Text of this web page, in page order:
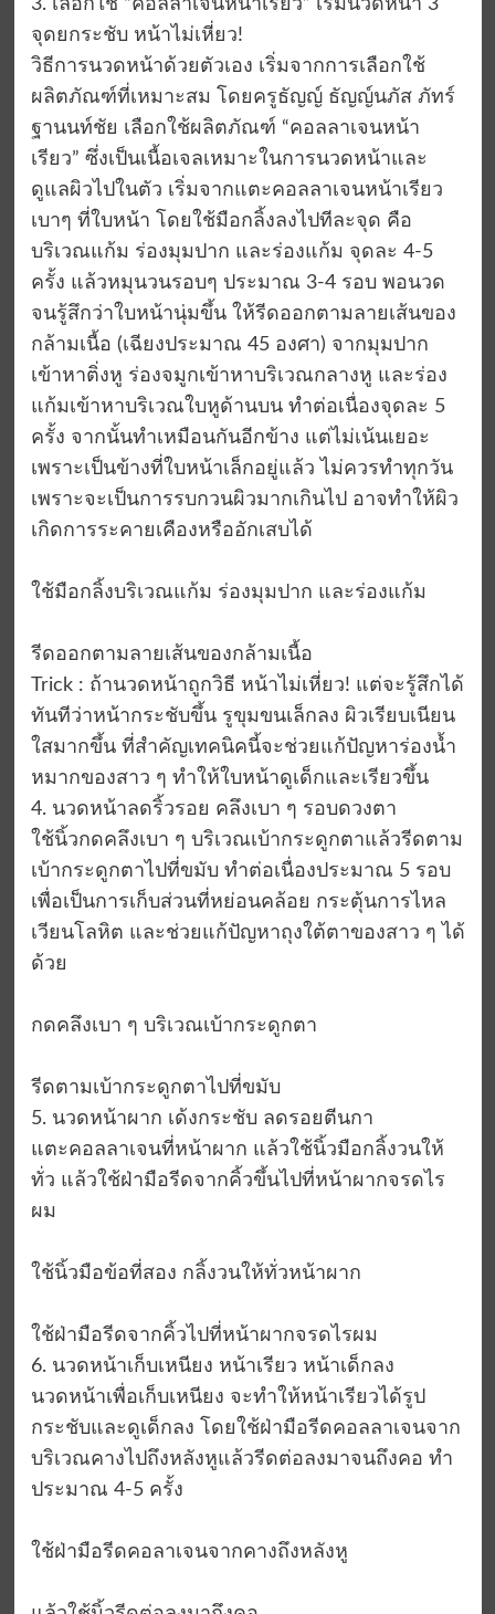
3. เลือกใช้ “คอลลาเจนหน้าเรียว” เริ่มนวดหน้า 3
จุดยกระชับ หน้าไม่เหี่ยว!
วิธีการนวดหน้าด้วยตัวเอง เริ่มจากการเลือกใช้
ผลิตภัณฑ์ที่เหมาะสม โดยครูธัญญ์ ธัญญ์นภัส ภัทร์
ฐานนท์ชัย เลือกใช้ผลิตภัณฑ์ “คอลลาเจนหน้า
เรียว” ซึ่งเป็นเนื้อเจลเหมาะในการนวดหน้าและ
ดูแลผิวไปในตัว เริ่มจากแตะคอลลาเจนหน้าเรียว
เบาๆ ที่ใบหน้า โดยใช้มือกลิ้งลงไปทีละจุด คือ
บริเวณแก้ม ร่องมุมปาก และร่องแก้ม จุดละ 4-5
ครั้ง แล้วหมุนวนรอบๆ ประมาณ 3-4 รอบ พอนวด
จนรู้สึกว่าใบหน้านุ่มขึ้น ให้รีดออกตามลายเส้นของ
กล้ามเนื้อ (เฉียงประมาณ 45 องศา) จากมุมปาก
เข้าหาติ่งหู ร่องจมูกเข้าหาบริเวณกลางหู และร่อง
แก้มเข้าหาบริเวณใบหูด้านบน ทำต่อเนื่องจุดละ 5
ครั้ง จากนั้นทำเหมือนกันอีกข้าง แต่ไม่เน้นเยอะ
เพราะเป็นข้างที่ใบหน้าเล็กอยู่แล้ว ไม่ควรทำทุกวัน
เพราะจะเป็นการรบกวนผิวมากเกินไป อาจทำให้ผิว
เกิดการระคายเคืองหรืออักเสบได้
ใช้มือกลิ้งบริเวณแก้ม ร่องมุมปาก และร่องแก้ม
รีดออกตามลายเส้นของกล้ามเนื้อ
Trick : ถ้านวดหน้าถูกวิธี หน้าไม่เหี่ยว! แต่จะรู้สึกได้
ทันทีว่าหน้ากระชับขึ้น รูขุมขนเล็กลง ผิวเรียบเนียน
ใสมากขึ้น ที่สำคัญเทคนิคนี้จะช่วยแก้ปัญหาร่องน้ำ
หมากของสาว ๆ ทำให้ใบหน้าดูเด็กและเรียวขึ้น
4. นวดหน้าลดริ้วรอย คลึงเบา ๆ รอบดวงตา
ใช้นิ้วกดคลึงเบา ๆ บริเวณเบ้ากระดูกตาแล้วรีดตาม
เบ้ากระดูกตาไปที่ขมับ ทำต่อเนื่องประมาณ 5 รอบ
เพื่อเป็นการเก็บส่วนที่หย่อนคล้อย กระตุ้นการไหล
เวียนโลหิต และช่วยแก้ปัญหาถุงใต้ตาของสาว ๆ ได้
ด้วย
กดคลึงเบา ๆ บริเวณเบ้ากระดูกตา
รีดตามเบ้ากระดูกตาไปที่ขมับ
5. นวดหน้าผาก เด้งกระชับ ลดรอยตีนกา
แตะคอลลาเจนที่หน้าผาก แล้วใช้นิ้วมือกลิ้งวนให้
ทั่ว แล้วใช้ฝ่ามือรีดจากคิ้วขึ้นไปที่หน้าผากจรดไร
ผม
ใช้นิ้วมือข้อที่สอง กลิ้งวนให้ทั่วหน้าผาก
ใช้ฝ่ามือรีดจากคิ้วไปที่หน้าผากจรดไรผม
6. นวดหน้าเก็บเหนียง หน้าเรียว หน้าเด็กลง
นวดหน้าเพื่อเก็บเหนียง จะทำให้หน้าเรียวได้รูป
กระชับและดูเด็กลง โดยใช้ฝ่ามือรีดคอลลาเจนจาก
บริเวณคางไปถึงหลังหูแล้วรีดต่อลงมาจนถึงคอ ทำ
ประมาณ 4-5 ครั้ง
ใช้ฝ่ามือรีดคอลาเจนจากคางถึงหลังหู